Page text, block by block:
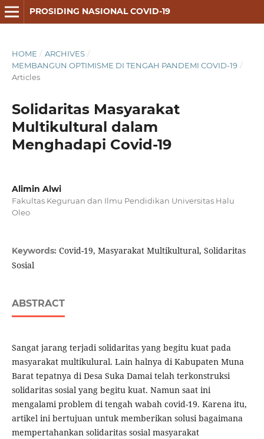
PROSIDING NASIONAL COVID-19
HOME / ARCHIVES /
MEMBANGUN OPTIMISME DI TENGAH PANDEMI COVID-19 /
Articles
Solidaritas Masyarakat
Multikultural dalam
Menghadapi Covid-19
Alimin Alwi
Fakultas Keguruan dan Ilmu Pendidikan Universitas Halu
Oleo
Keywords: Covid-19, Masyarakat Multikultural, Solidaritas
Sosial
ABSTRACT
Sangat jarang terjadi solidaritas yang begitu kuat pada
masyarakat multikulural. Lain halnya di Kabupaten Muna
Barat tepatnya di Desa Suka Damai telah terkonstruksi
solidaritas sosial yang begitu kuat. Namun saat ini
mengalami problem di tengah wabah covid-19. Karena itu,
artikel ini bertujuan untuk memberikan solusi bagaimana
mempertahankan solidaritas sosial masyarakat